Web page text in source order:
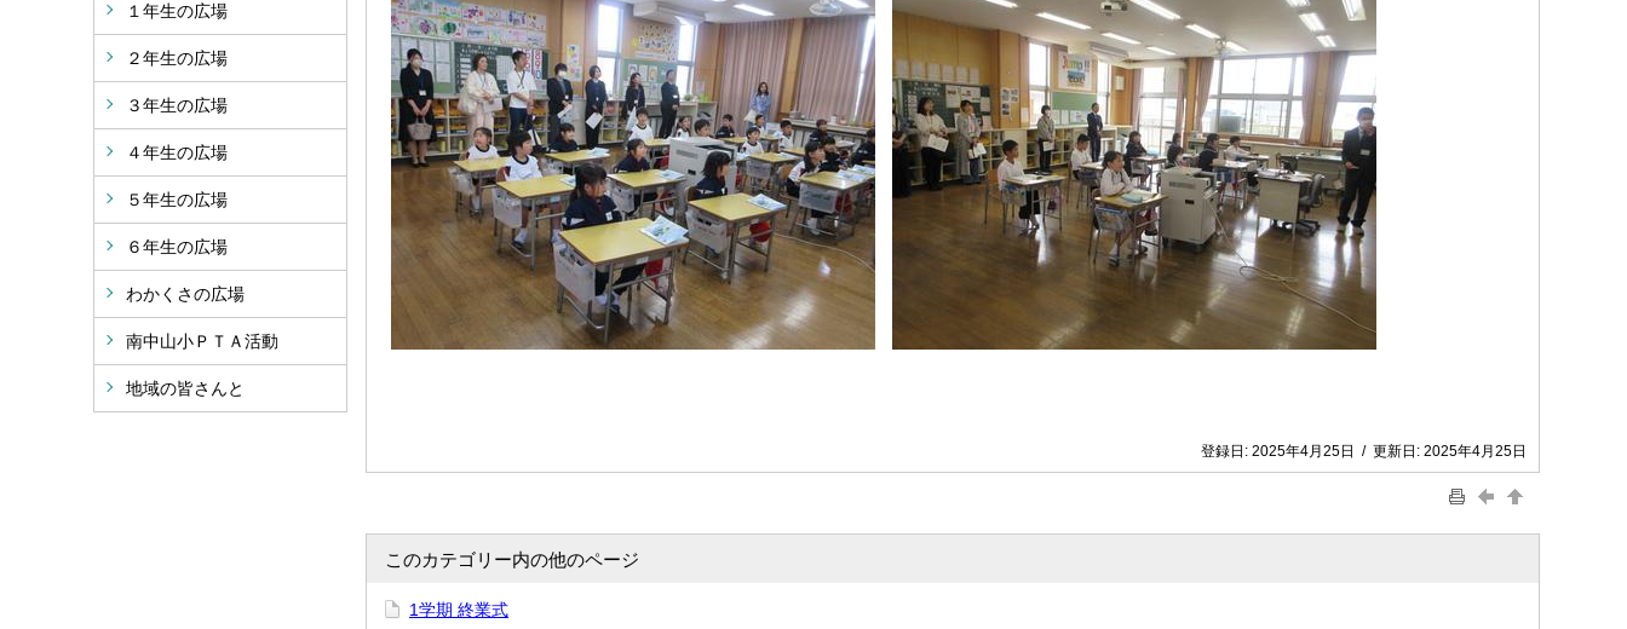
１年生の広場
２年生の広場
３年生の広場
４年生の広場
５年生の広場
６年生の広場
わかくさの広場
南中山小ＰＴＡ活動
地域の皆さんと
登録日: 2025年4月25日 / 更新日: 2025年4月25日
このカテゴリー内の他のページ
1学期 終業式